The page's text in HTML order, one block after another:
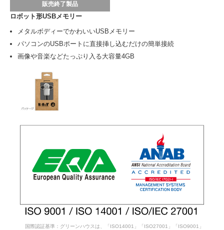
販売終了製品
ロボット形USBメモリー
メタルボディーでかわいいUSBメモリー
パソコンのUSBポートに直接挿し込むだけの簡単接続
画像や音楽などたっぷり入る大容量4GB
国際認証基準：グリーンハウスは、「ISO14001」「ISO27001」「ISO9001」